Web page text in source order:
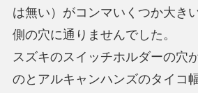
は無い）がコンマいくつか大き
側の穴に通りませんでした。
スズキのスイッチホルダーの穴
のとアルキャンハンズのタイコ